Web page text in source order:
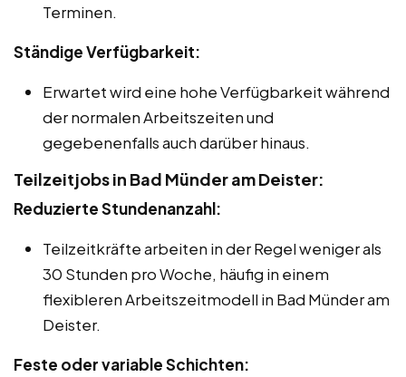
Terminen.
Ständige Verfügbarkeit:
Erwartet wird eine hohe Verfügbarkeit während
der normalen Arbeitszeiten und
gegebenenfalls auch darüber hinaus.
Teilzeitjobs in Bad Münder am Deister:
Reduzierte Stundenanzahl:
Teilzeitkräfte arbeiten in der Regel weniger als
30 Stunden pro Woche, häufig in einem
flexibleren Arbeitszeitmodell in Bad Münder am
Deister.
Feste oder variable Schichten: